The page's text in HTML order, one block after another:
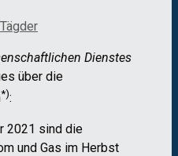
Dienstes
über die
*):
2021 sind die
und Gas im Herbst